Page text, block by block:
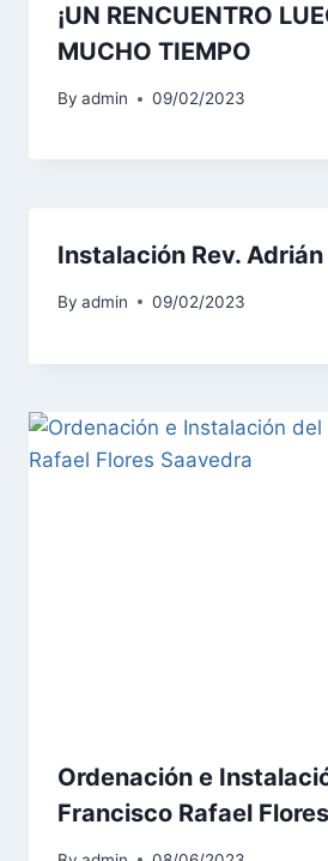
¡UN RENCUENTRO
MUCHO TIEMPO
By admin 09/02/2023
Instalación Rev.
By admin 09/02/2023
Ordenación e
Francisco Rafael